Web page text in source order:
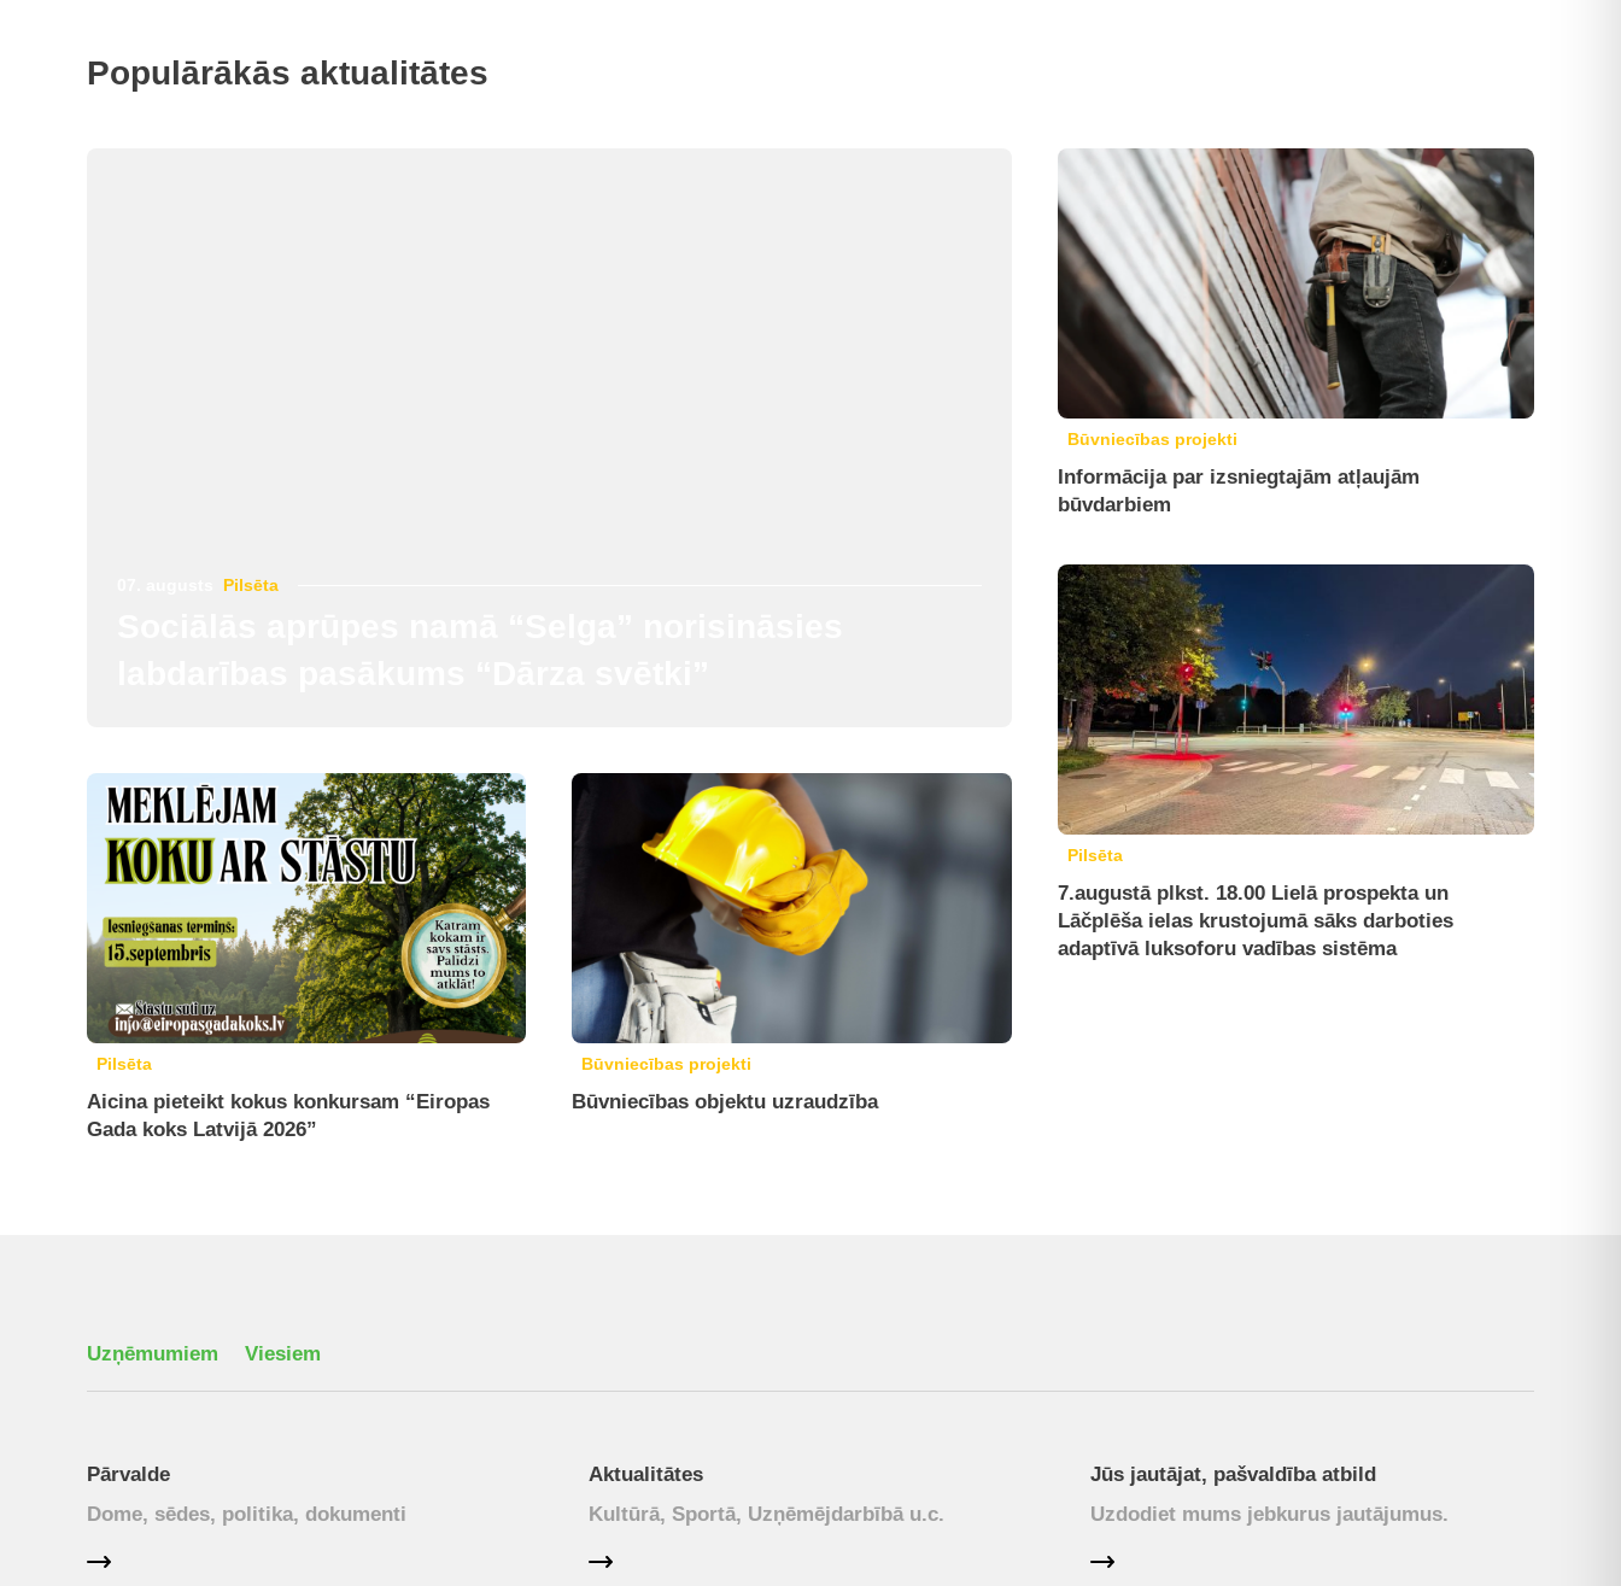
Populārākās aktualitātes
Pilsēta
Pilsēta
Aicina pieteikt kokus konkursam “Eiropas
Gada koks Latvijā 2026”
Būvniecības projekti
Būvniecības objektu uzraudzība
Būvniecības projekti
Informācija par izsniegtajām atļaujām
būvdarbiem
Pilsēta
7.augustā plkst. 18.00 Lielā prospekta un
Lāčplēša ielas krustojumā sāks darboties
adaptīvā luksoforu vadības sistēma
Uzņēmumiem Viesiem
Pārvalde
Dome, sēdes, politika, dokumenti
Aktualitātes
Kultūrā, Sportā, Uzņēmējdarbībā u.c.
Jūs jautājat, pašvaldība atbild
Uzdodiet mums jebkurus jautājumus.